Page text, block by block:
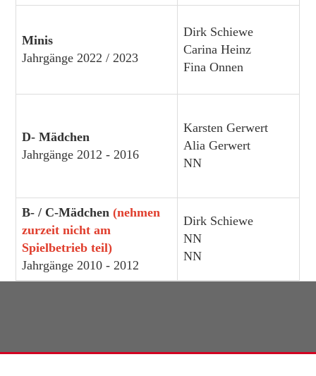
Minis
Jahrgänge 2022 / 2023
Dirk Schiewe
Carina Heinz
Fina Onnen
D- Mädchen
Jahrgänge 2012 - 2016
Karsten Gerwert
Alia Gerwert
NN
B- / C-Mädchen(nehmen
zurzeit nicht am
Spielbetrieb teil)
Jahrgänge 2010 - 2012
Dirk Schiewe
NN
NN